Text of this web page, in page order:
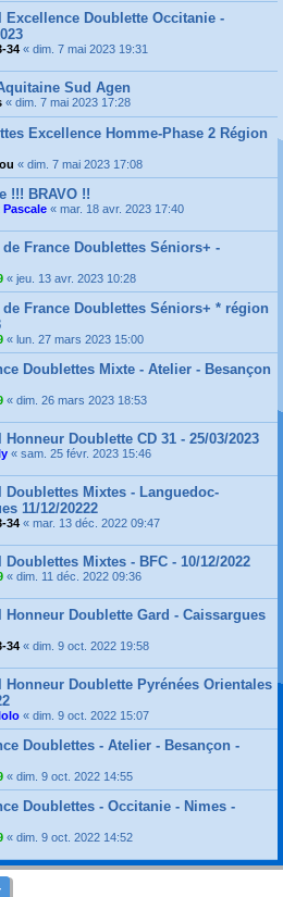
Excellence Doublette Occitanie -
34 « dim. 7 mai 2023 19:31
Sud Agen
« dim. 7 mai 2023 17:28
Excellence Homme-Phase 2 Région
« dim. 7 mai 2023 17:08
!!! BRAVO !!
Pascale « mar. 18 avr. 2023 17:40
France Doublettes Séniors+ -
« jeu. 13 avr. 2023 10:28
France Doublettes Séniors+ * région
« lun. 27 mars 2023 15:00
Doublettes Mixte - Atelier - Besançon
« dim. 26 mars 2023 18:53
Doublette CD 31 - 25/03/2023
« sam. 25 févr. 2023 15:46
Doublettes Mixtes - Languedoc-
11/12/20222
34 « mar. 13 déc. 2022 09:47
Mixtes - BFC - 10/12/2022
« dim. 11 déc. 2022 09:36
Doublette Gard - Caissargues
34 « dim. 9 oct. 2022 19:58
Honneur Doublette Pyrénées Orientales
« dim. 9 oct. 2022 15:07
Doublettes - Atelier - Besançon -
« dim. 9 oct. 2022 14:55
Doublettes - Occitanie - Nimes -
« dim. 9 oct. 2022 14:52